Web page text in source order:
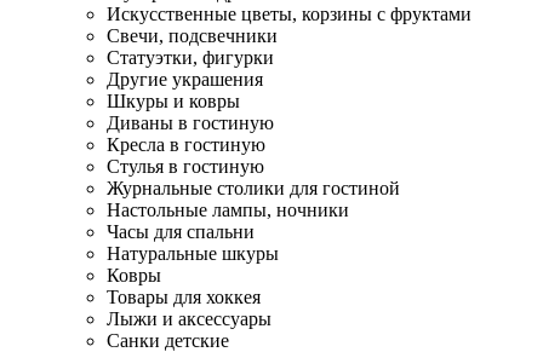
Искусственные цветы, корзины с фруктами
Свечи, подсвечники
Статуэтки, фигурки
Другие украшения
Шкуры и ковры
Диваны в гостиную
Кресла в гостиную
Стулья в гостиную
Журнальные столики для гостиной
Настольные лампы, ночники
Часы для спальни
Натуральные шкуры
Ковры
Товары для хоккея
Лыжи и аксессуары
Санки детские